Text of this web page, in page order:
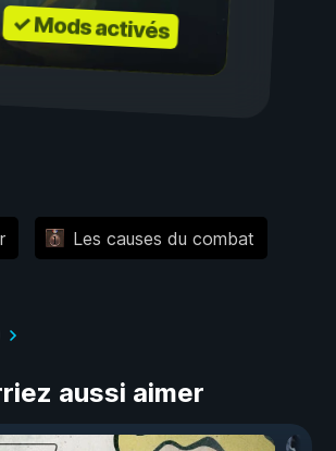
✓ Mods activés
Les causes du combat
aussi aimer